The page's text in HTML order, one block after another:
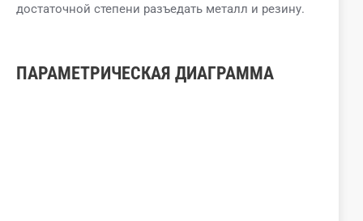
достаточной степени разъедать металл и резину.
ПАРАМЕТРИЧЕСКАЯ ДИАГРАММА